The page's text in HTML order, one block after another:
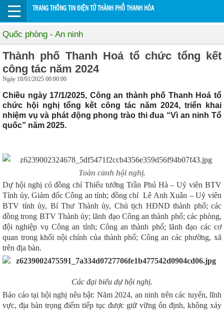
TRANG THÔNG TIN ĐIỆN TỬ THÀNH PHỐ THANH HÓA
Quốc phòng - An ninh
Thành phố Thanh Hoá tổ chức tổng kết
công tác năm 2024
Ngày 18/01/2025 00:00:00
Chiều ngày 17/1/2025, Công an thành phố Thanh Hoá tổ
chức hội nghị tổng kết công tác năm 2024, triển khai
nhiệm vụ và phát động phong trào thi đua “Vì an ninh Tổ
quốc” năm 2025.
Toàn cảnh hội nghị.
Dự hội nghị có đồng chí Thiếu tướng Trần Phú Hà – Uỷ viên BTV
Tỉnh ủy, Giám đốc Công an tỉnh; đồng chí Lê Anh Xuân – Uỷ viên
BTV tỉnh ủy, Bí Thư Thành ủy, Chủ tịch HĐND thành phố; các
đồng trong BTV Thành ủy; lãnh đạo Công an thành phố; các phòng,
đội nghiệp vụ Công an tỉnh; Công an thành phố;lãnh đạo các cơ
quan trong khối nội chính của thành phố; Công an các phường, xã
trên địa bàn.
Các đại biểu dự hội nghị.
Báo cáo tại hội nghị nêu bật: Năm 2024, an ninh trên các tuyến, lĩnh
vực, địa bàn trọng điểm tiếp tục được giữ vững ổn định, không xảy